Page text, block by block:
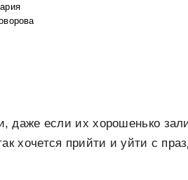
даже если их хорошенько
хочется прийти и уйти с